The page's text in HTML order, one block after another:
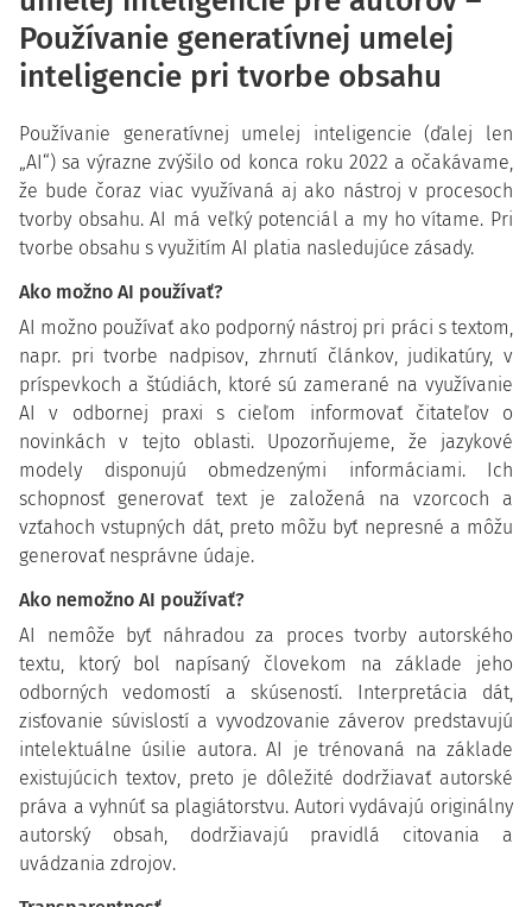
Používanie generatívnej umelej
inteligencie pri tvorbe obsahu
Používanie generatívnej umelej inteligencie (ďalej len
„AI“) sa výrazne zvýšilo od konca roku 2022 a očakávame,
že bude čoraz viac využívaná aj ako nástroj v procesoch
tvorby obsahu. AI má veľký potenciál a my ho vítame. Pri
tvorbe obsahu s využitím AI platia nasledujúce zásady.
Ako možno AI používať?
AI možno používať ako podporný nástroj pri práci s textom,
napr. pri tvorbe nadpisov, zhrnutí článkov, judikatúry, v
príspevkoch a štúdiách, ktoré sú zamerané na využívanie
AI v odbornej praxi s cieľom informovať čitateľov o
novinkách v tejto oblasti. Upozorňujeme, že jazykové
modely disponujú obmedzenými informáciami. Ich
schopnosť generovať text je založená na vzorcoch a
vzťahoch vstupných dát, preto môžu byť nepresné a môžu
generovať nesprávne údaje.
Ako nemožno AI používať?
AI nemôže byť náhradou za proces tvorby autorského
textu, ktorý bol napísaný človekom na základe jeho
odborných vedomostí a skúseností. Interpretácia dát,
zisťovanie súvislostí a vyvodzovanie záverov predstavujú
intelektuálne úsilie autora. AI je trénovaná na základe
existujúcich textov, preto je dôležité dodržiavať autorské
práva a vyhnúť sa plagiátorstvu. Autori vydávajú originálny
autorský obsah, dodržiavajú pravidlá citovania a
uvádzania zdrojov.